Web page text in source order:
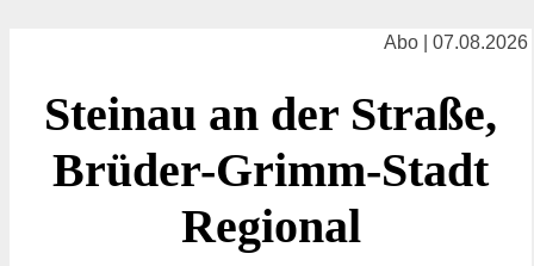
Abo | 07.08.2026
Steinau an der Straße,
Brüder-Grimm-Stadt
Regional